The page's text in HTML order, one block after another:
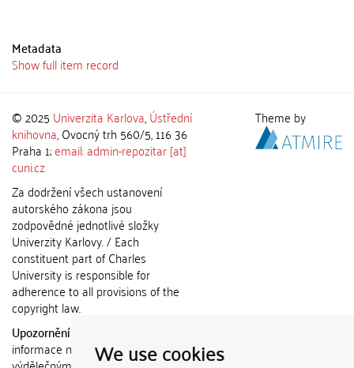
We use cookies
Metadata
Show full item record
© 2025 Univerzita Karlova,Ústřední
knihovna, Ovocný trh 560/5, 116 36
Praha 1;email: admin-repozitar [at]
cuni.cz
Za dodržení všech ustanovení
autorského zákona jsou
zodpovědné jednotlivé složky
Univerzity Karlovy. / Each
constituent part of Charles
University is responsible for
adherence to all provisions of the
copyright law.
Upozornění / Notice:
informace nemohou být použity k
Theme by